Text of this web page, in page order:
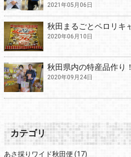
2021年05月06日
秋田まるごとペロリキ
2020年06月10日
秋田県内の特産品作り
2020年09月24日
カテゴリ
あさ採りワイド秋田便 (17)